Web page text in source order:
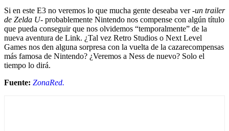
Si en este E3 no veremos lo que mucha gente deseaba ver-un trailer
de Zelda U- probablemente Nintendo nos compense con algún título
que pueda conseguir que nos olvidemos “temporalmente” de la
nueva aventura de Link. ¿Tal vez Retro Studios o Next Level
Games nos den alguna sorpresa con la vuelta de la cazarecompensas
más famosa de Nintendo? ¿Veremos a Ness de nuevo? Solo el
tiempo lo dirá.
Fuente: ZonaRed.